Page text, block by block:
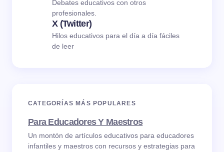
Debates educativos con otros
profesionales.
X (Twitter)
Hilos educativos para el día a día fáciles
de leer
CATEGORÍAS MÁS POPULARES
Para Educadores Y Maestros
Un montón de artículos educativos para educadores
infantiles y maestros con recursos y estrategias para